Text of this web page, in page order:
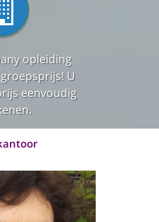
opleiding
U
eenvoudig